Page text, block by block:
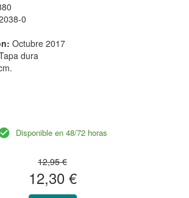
0
Octubre 2017
dura
Disponible en 48/72 horas
12,95 €
12,30 €